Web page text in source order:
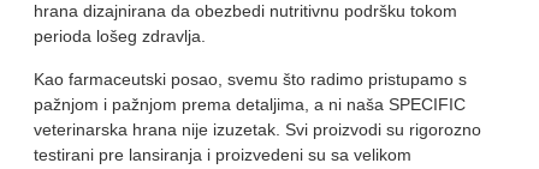
hrana dizajnirana da obezbedi nutritivnu podršku tokom
perioda lošeg zdravlja.
Kao farmaceutski posao, svemu što radimo pristupamo s
pažnjom i pažnjom prema detaljima, a ni naša SPECIFIC
veterinarska hrana nije izuzetak. Svi proizvodi su rigorozno
testirani pre lansiranja i proizvedeni su sa velikom